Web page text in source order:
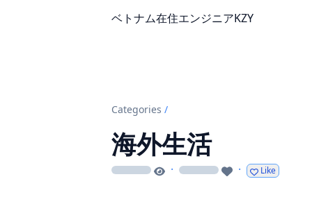
ベトナム在住エンジニアKZY
Categories /
海外生活
loading · loading · Like